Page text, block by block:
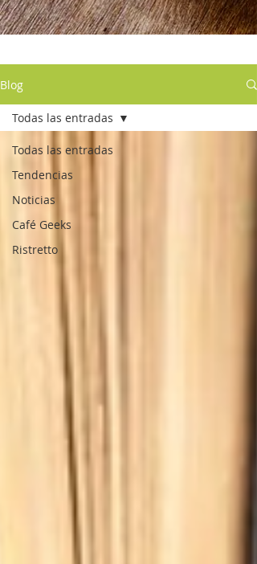
Blog
Todas las entradas
Tendencias
Noticias
Café Geeks
Ristretto
Todas las entradas